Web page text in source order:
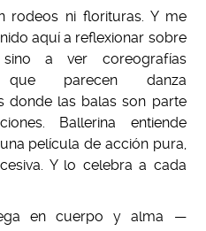
rodeos ni florituras. Y me
aquí a reflexionar sobre
a ver coreografías
que parecen danza
donde las balas son parte
Ballerina entiende
película de acción pura,
Y lo celebra a cada
en cuerpo y alma —